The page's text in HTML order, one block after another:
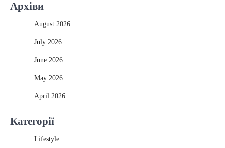
Архіви
August 2026
July 2026
June 2026
May 2026
April 2026
Категорії
Lifestyle